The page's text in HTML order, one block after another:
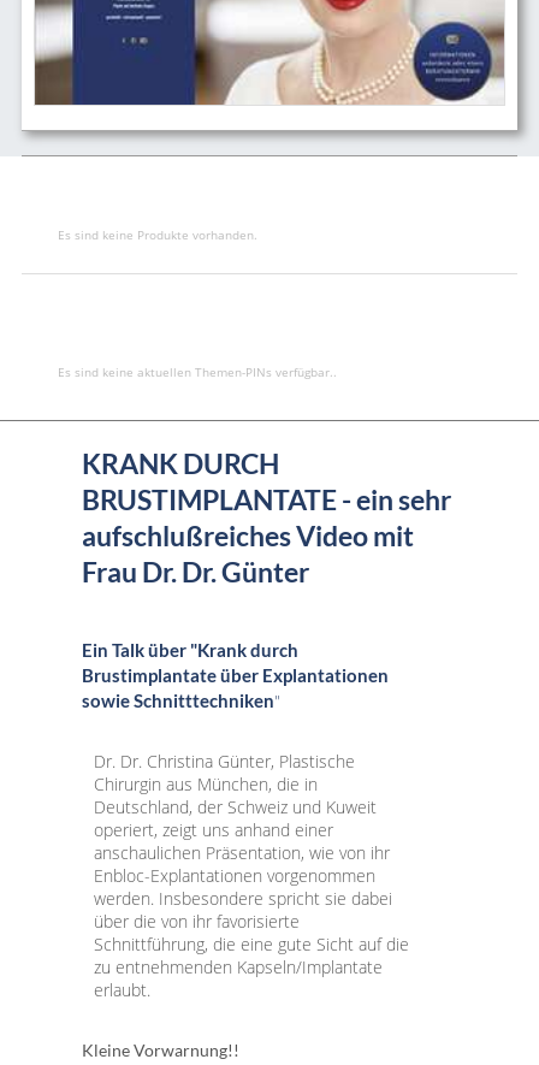
Es sind keine Produkte vorhanden.
Es sind keine aktuellen Themen-PINs verfügbar..
KRANK DURCH
BRUSTIMPLANTATE - ein sehr
aufschlußreiches Video mit
Frau Dr. Dr. Günter
Ein Talk über "Krank durch
Brustimplantate über Explantationen
sowie Schnitttechniken"
Dr. Dr. Christina Günter, Plastische
Chirurgin aus München, die in
Deutschland, der Schweiz und Kuweit
operiert, zeigt uns anhand einer
anschaulichen Präsentation, wie von ihr
Enbloc-Explantationen vorgenommen
werden. Insbesondere spricht sie dabei
über die von ihr favorisierte
Schnittführung, die eine gute Sicht auf die
zu entnehmenden Kapseln/Implantate
erlaubt.
Kleine Vorwarnung!!